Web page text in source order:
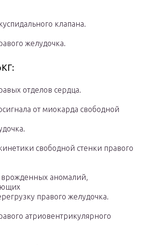
клапана.
желудочка.
отделов сердца.
от миокарда свободной
свободной стенки правого
аномалий,
правого желудочка.
атриовентрикулярного